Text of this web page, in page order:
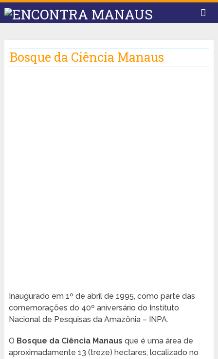
Bosque da Ciência Manaus
Inaugurado em 1º de abril de 1995, como parte das
comemorações do 40º aniversário do Instituto
Nacional de Pesquisas da Amazônia – INPA.
O Bosque da Ciência Manaus que é uma área de
aproximadamente 13 (treze) hectares, localizado no